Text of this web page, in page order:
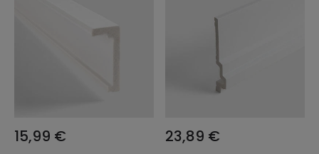
15,99 € 23,89 €